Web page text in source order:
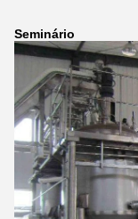
Seminário